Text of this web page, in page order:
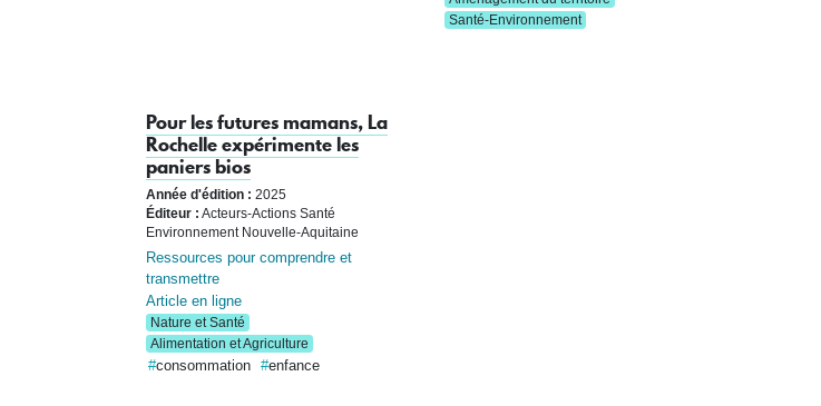
Santé-Environnement
Pour les futures mamans, La
Rochelle expérimente les
paniers bios
Année d'édition : 2025
Éditeur : Acteurs-Actions Santé
Environnement Nouvelle-Aquitaine
Ressources pour comprendre et
transmettre
Article en ligne
Nature et Santé
Alimentation et Agriculture
consommation enfance